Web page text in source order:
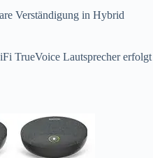
Verständigung in Hybrid
TrueVoice Lautsprecher erfolgt